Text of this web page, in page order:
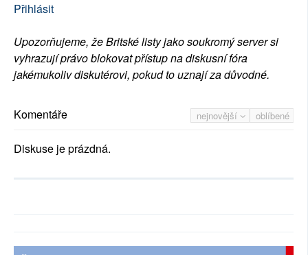
Přihlásit
Upozorňujeme, že Britské listy jako soukromý server si
vyhrazují právo blokovat přístup na diskusní fóra
jakémukoliv diskutérovi, pokud to uznají za důvodné.
nejnovější oblíbené
Komentáře
Diskuse je prázdná.